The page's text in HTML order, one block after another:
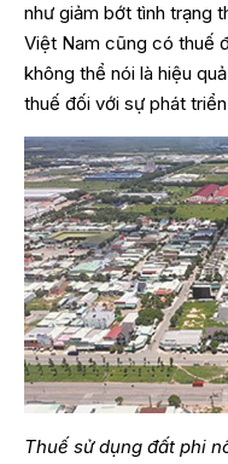
như giảm bớt tình trạng
Việt Nam cũng có thuế
không thể nói là hiệu
thuế đối với sự phát
Thuế sử dụng đất phi